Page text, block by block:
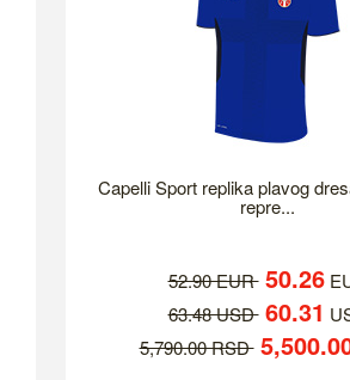
Capelli Sport replika plavog
repre...
52.90 EUR 50.26
63.48 USD 60.31
5,790.00 RSD